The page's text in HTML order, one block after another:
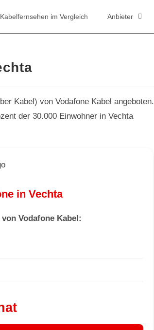
Kabelfernsehen im Vergleich Anbieter
Kabel) von Vodafone Kabel angeboten.
der 30.000 Einwohner in Vechta
in Vechta
Vodafone Kabel: